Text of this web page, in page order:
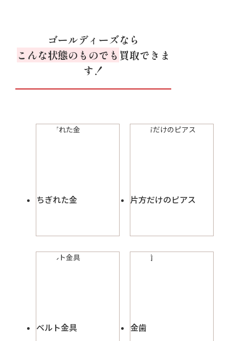
ゴールディーズなら
こんな状態のものでも 買取できま
す！
ちぎれた金 片方だけのピアス
ベルト金具 金歯